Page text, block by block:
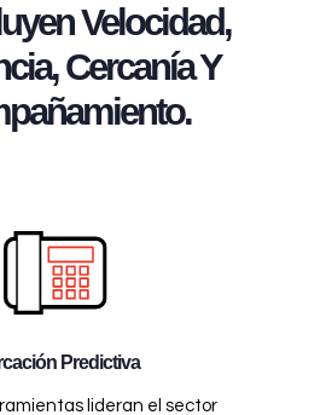
Velocidad,
Cercanía Y
Predictiva
lideran el sector